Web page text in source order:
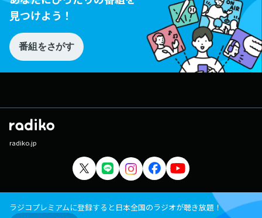
見つけよう！
番組をさがす
radiko.jp
ラジコプレミアムに登録すると日本全国のラジオが聴き放題！